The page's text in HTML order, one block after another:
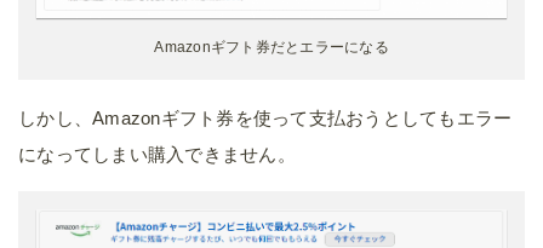
Amazonギフト券だとエラーになる
しかし、Amazonギフト券を使って支払おうとしてもエラー
になってしまい購入できません。